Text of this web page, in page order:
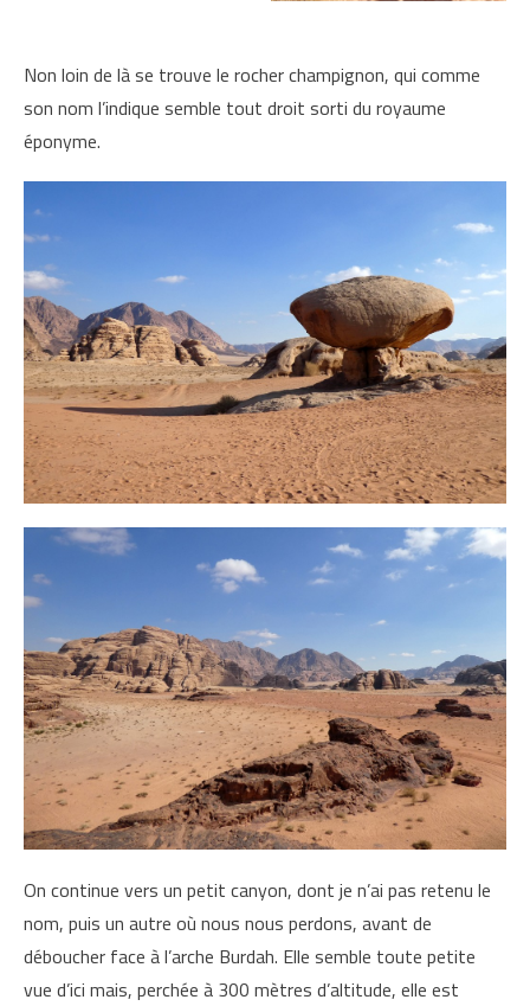
Non loin de là se trouve le rocher champignon, qui comme
son nom l’indique semble tout droit sorti du royaume
éponyme.
On continue vers un petit canyon, dont je n’ai pas retenu le
nom, puis un autre où nous nous perdons, avant de
déboucher face à l’arche Burdah. Elle semble toute petite
vue d’ici mais, perchée à 300 mètres d’altitude, elle est